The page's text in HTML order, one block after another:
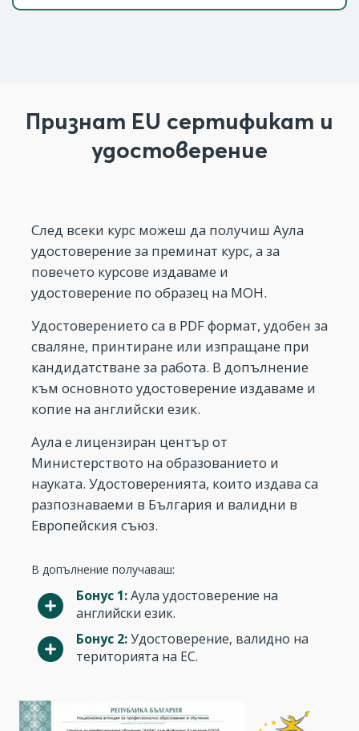
Признат EU сертификат и
удостоверение
След всеки курс можеш да получиш Аула
удостоверение за преминат курс, а за
повечето курсове издаваме и
удостоверение по образец на МОН.
Удостоверението са в PDF формат, удобен за
сваляне, принтиране или изпращане при
кандидатстване за работа. В допълнение
към основното удостоверение издаваме и
копие на английски език.
Аула е лицензиран център от
Министерството на образованието и
науката. Удостоверенията, които издава са
разпознаваеми в България и валидни в
Европейския съюз.
В допълнение получаваш:
Бонус 1:Аула удостоверение на
английски език.
Бонус 2:Удостоверение, валидно на
територията на ЕС.